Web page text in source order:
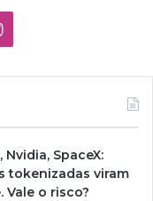
Instagram
Nvidia, SpaceX:
tokenizadas viram
Vale o risco?